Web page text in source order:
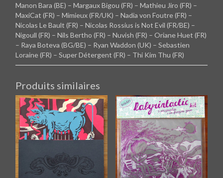
Manon Bara (BE) – Margaux Bigou (FR) – Mathieu Jiro (FR) –
MaxiCat (FR) – Mimieux (FR/UK) – Nadia von Foutre (FR) –
Nicolas Le Bault (FR) – Nicolas Rossius is Not Evil (FR/BE) –
Nigoull (FR) – Nils Bertho (FR) – Nuvish (FR) – Oriane Huet (FR)
– Raya Boteva (BG/BE) – Ryan Waddon (UK) – Sebastien
Loraine (FR) – Super Détergent (FR) – Thi Kim Thu (FR)
Produits similaires